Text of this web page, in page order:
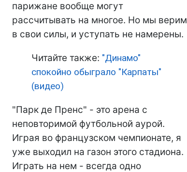
парижане вообще могут
рассчитывать на многое. Но мы верим
в свои силы, и уступать не намерены.
Читайте также: "Динамо"
спокойно обыграло "Карпаты"
(видео)
"Парк де Пренс" - это арена с
неповторимой футбольной аурой.
Играя во французском чемпионате, я
уже выходил на газон этого стадиона.
Играть на нем - всегда одно